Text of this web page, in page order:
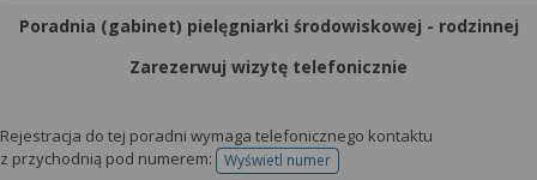
Poradnia (gabinet) pielęgniarki środowiskowej - rodzinnej
Zarezerwuj wizytę telefonicznie
Rejestracja do tej poradni wymaga telefonicznego kontaktu
z przychodnią pod numerem:
Wyświetl numertelefonu do rejestracji